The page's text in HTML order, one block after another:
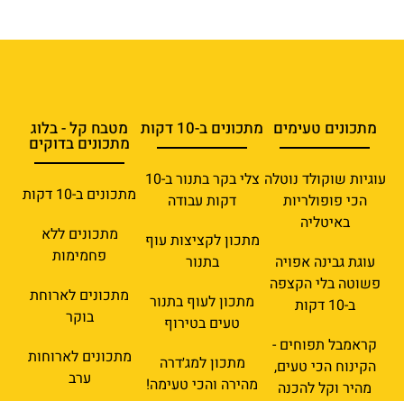
מתכונים טעימים
עוגיות שוקולד נוטלה
הכי פופולריות
באיטליה
עוגת גבינה אפויה
פשוטה בלי הקצפה
ב-10 דקות
קראמבל תפוחים -
הקינוח הכי טעים,
מהיר וקל להכנה
מתכונים ב-10 דקות
צלי בקר בתנור ב-10
דקות עבודה
מתכון לקציצות עוף
בתנור
מתכון לעוף בתנור
טעים בטירוף
מתכון למג׳דרה
מהירה והכי טעימה!
מטבח קל - בלוג
מתכונים בדוקים
מתכונים ב-10 דקות
מתכונים ללא
פחמימות
מתכונים לארוחת
בוקר
מתכונים לארוחות
ערב